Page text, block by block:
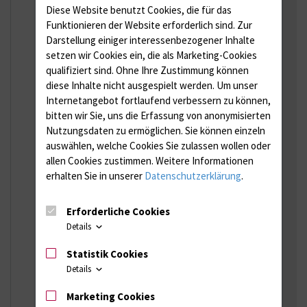
Dr. Katja Waldeck(Leitung Stabsstelle)
0381 494 5567
Anja Bremer(Sachbearbeitung Stabsstelle)
0381 494 5568
Dipl.-Ing. Henrik Scholz (Leitende Fachkraft für
Arbeitssicherheit)
0381 494 5560
Christopher Mante(Fachkraft für
Arbeitssicherheit & Brandschutzbeauftragter)
0381 494 5564
Manuel Bär(Fachkraft für Arbeitssicherheit)
0381 494 5563
Sachbearbeitung Katastrophenschutz)
0381 494 5561
Dr. Tim Suhrbier(Gefahrstoffbeauftragter)
Diese Website benutzt Cookies, die für das
Funktionieren der Website erforderlich sind. Zur
Darstellung einiger interessenbezogener Inhalte
setzen wir Cookies ein, die als Marketing-Cookies
qualifiziert sind. Ohne Ihre Zustimmung können
diese Inhalte nicht ausgespielt werden. Um unser
Internetangebot fortlaufend verbessern zu können,
bitten wir Sie, uns die Erfassung von anonymisierten
Nutzungsdaten zu ermöglichen. Sie können einzeln
auswählen, welche Cookies Sie zulassen wollen oder
allen Cookies zustimmen. Weitere Informationen
erhalten Sie in unserer Datenschutzerklärung.
Erforderliche Cookies
Details
Statistik Cookies
Details
Marketing Cookies